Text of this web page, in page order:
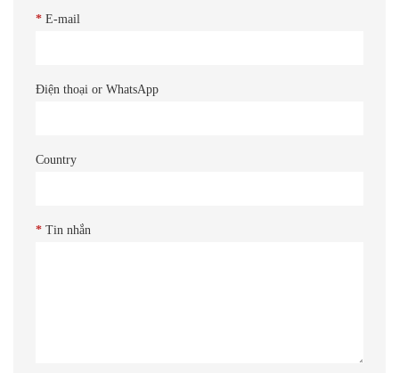
* E-mail
Điện thoại or WhatsApp
Country
* Tin nhắn